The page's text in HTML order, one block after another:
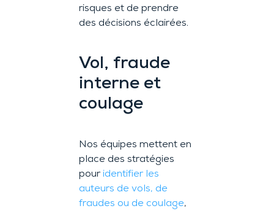
risques et de prendre
des décisions éclairées.
Vol, fraude
interne et
coulage
Nos équipes mettent en
place des stratégies
pouridentifier les
auteurs de vols, de
fraudes ou de coulage,